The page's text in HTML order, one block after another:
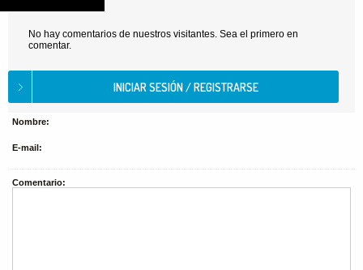
No hay comentarios de nuestros visitantes. Sea el primero en
comentar.
Nombre:
E-mail:
Comentario: